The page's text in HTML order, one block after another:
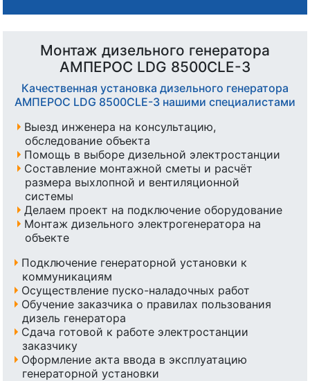
Монтаж дизельного генератора
АМПЕРОС LDG 8500CLE-3
Качественная установка дизельного генератора
АМПЕРОС LDG 8500CLE-3 нашими специалистами
Выезд инженера на консультацию,
обследование объекта
Помощь в выборе дизельной электростанции
Составление монтажной сметы и расчёт
размера выхлопной и вентиляционной
системы
Делаем проект на подключение оборудование
Монтаж дизельного электрогенератора на
объекте
Подключение генераторной установки к
коммуникациям
Осуществление пуско-наладочных работ
Обучение заказчика о правилах пользования
дизель генератора
Сдача готовой к работе электростанции
заказчику
Оформление акта ввода в эксплуатацию
генераторной установки